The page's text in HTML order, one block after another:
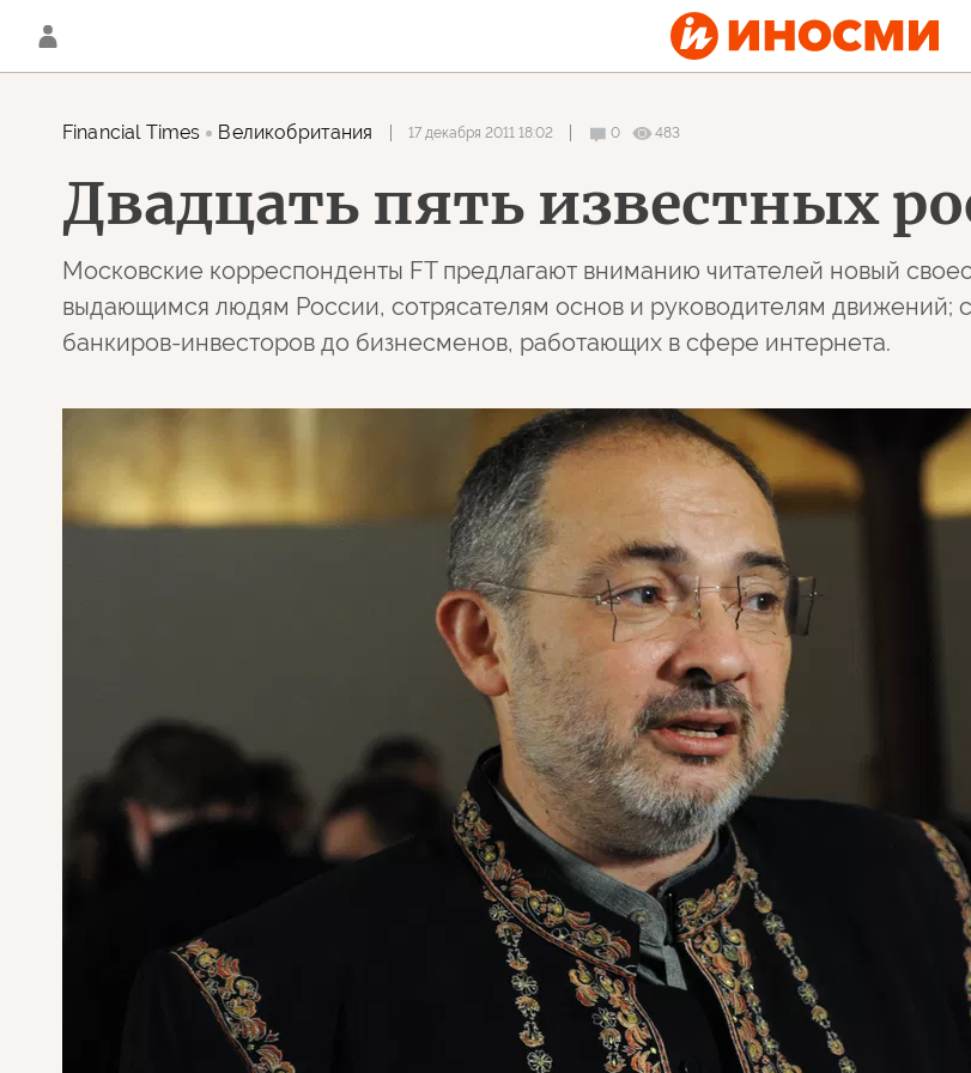
Financial Times Великобритания 17 декабря 2011 18:02 0 483
Двадцать пять известных
Московские корреспонденты FT предлагают вниманию читателей новый
выдающимся людям России, сотрясателям основ и руководителям движений;
банкиров-инвесторов до бизнесменов, работающих в сфере интернета.